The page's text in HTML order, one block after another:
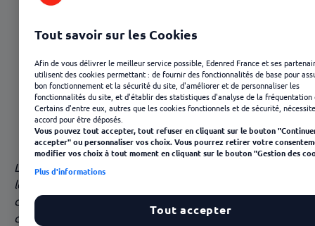
Sommaire
Une épée de Damoclès
Organiser le planning des astreintes
Et pour les fêtes de fin d’année ?
Les contraintes de l’astreinte
La fin de l'année approche. Comment les entreprises et
les administrations organisent-elles les astreintes ? Qui
devra rester disponible et réagir au quart de tour le soir
de Noël ? Nous l'avons demandé à un capitaine des
Tout savoir sur les Cookies
Afin de vous délivrer le meilleur service possible, Edenred France et ses
utilisent des cookies permettant : de fournir des fonctionnalités de base pour
bon fonctionnement et la sécurité du site, d'améliorer et de personnaliser les
fonctionnalités du site, et d'établir des statistiques d'analyse de la fréquentation
Certains d'entre eux, autres que les cookies fonctionnels et de sécurité,
accord pour être déposés.
Vous pouvez tout accepter, tout refuser en cliquant sur le bouton
accepter" ou personnaliser vos choix. Vous pourrez retirer votre
modifier vos choix à tout moment en cliquant sur le bouton "Gestion des
Plus d'informations
Tout accepter